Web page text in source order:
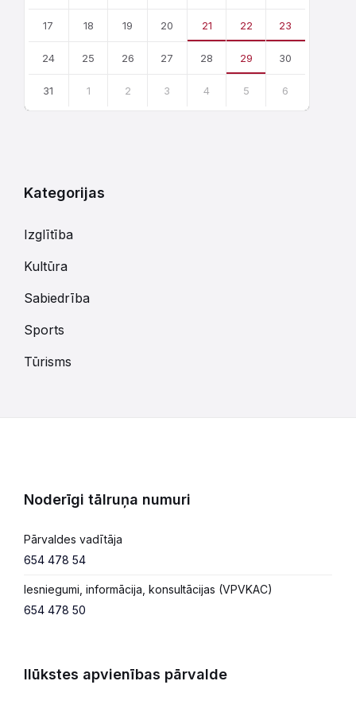
17 18 19 20 21 22 23
24 25 26 27 28 29 30
31 1 2 3 4 5 6
Kategorijas
Izglītība
Kultūra
Sabiedrība
Sports
Tūrisms
Noderīgi tālruņa numuri
Pārvaldes vadītāja
654 478 54
Iesniegumi, informācija, konsultācijas (VPVKAC)
654 478 50
Ilūkstes apvienības pārvalde